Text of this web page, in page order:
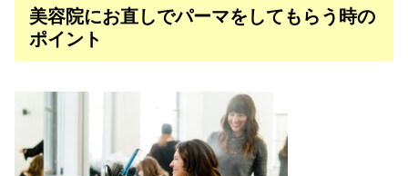
美容院にお直しでパーマをしてもらう時の
ポイント